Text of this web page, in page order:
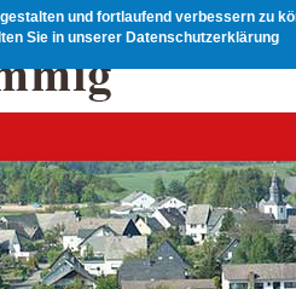
und fortlaufend verbessern zu
Sie in unserer Datenschutzerklärung